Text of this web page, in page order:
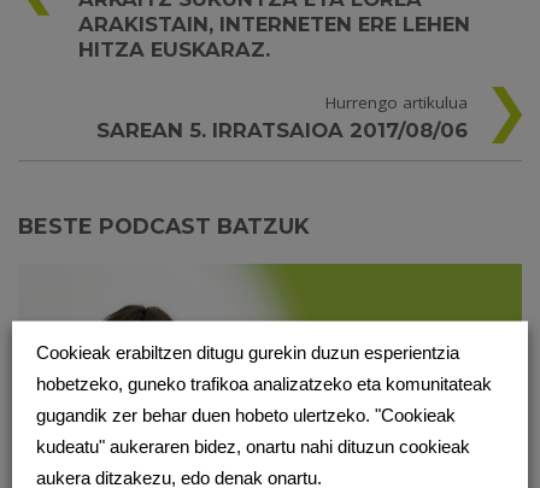
ARAKISTAIN, INTERNETEN ERE LEHEN
HITZA EUSKARAZ.
Hurrengo artikulua
SAREAN 5. IRRATSAIOA 2017/08/06
BESTE PODCAST BATZUK
Cookieak erabiltzen ditugu gurekin duzun esperientzia
hobetzeko, guneko trafikoa analizatzeko eta komunitateak
gugandik zer behar duen hobeto ulertzeko. "Cookieak
kudeatu" aukeraren bidez, onartu nahi dituzun cookieak
aukera ditzakezu, edo denak onartu.